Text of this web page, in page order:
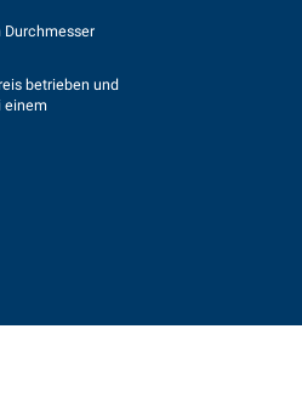
Durchmesser
betrieben und
einem